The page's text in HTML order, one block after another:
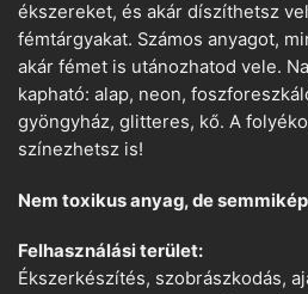
ékszereket, és akár díszíthetsz
fémtárgyakat. Számos anyagot,
akár fémet is utánozhatod vele.
kapható: alap, neon,
gyöngyház, glitteres, kő. A
színezhetsz is!
Nem toxikus anyag, de
Felhasználási terület:
Ékszerkészítés, szobrászkodás,